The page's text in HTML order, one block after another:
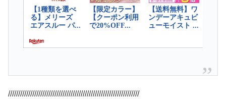
/////////////////////////////////////////////////////////////////